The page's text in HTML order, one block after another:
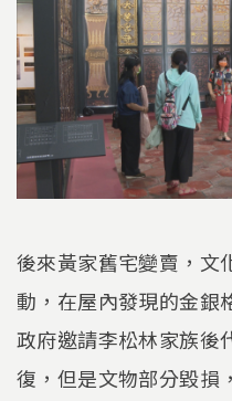
後來黃家舊宅變賣，文
動，在屋內發現的金銀
政府邀請李松林家族後
復，但是文物部分毀損